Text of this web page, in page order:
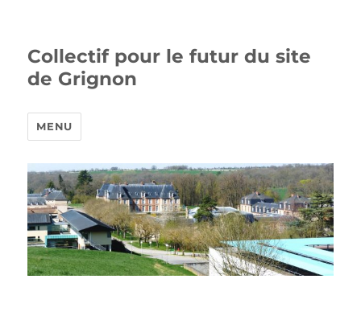
Collectif pour le futur du site
de Grignon
MENU